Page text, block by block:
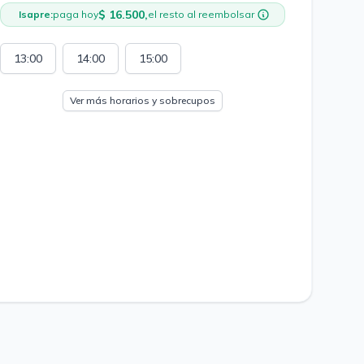
Isapre:paga hoy$ 16.500,el resto al reembolsar
13:00 14:00 15:00
Ver más horarios y sobrecupos